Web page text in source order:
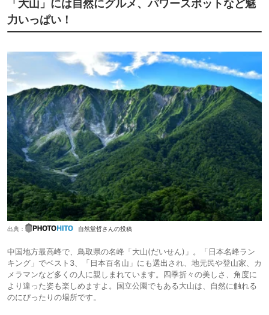
「大山」には自然にグルメ、パワースポットなど魅
力いっぱい！
出典： 自然堂哲さんの投稿
中国地方最高峰で、鳥取県の名峰「大山(だいせん)」。「日本名峰ラン
キング」でベスト3、「日本百名山」にも選出され、地元民や登山家、カ
メラマンなど多くの人に親しまれています。四季折々の美しさ、角度に
より違った姿も楽しめますよ。国立公園でもある大山は、自然に触れる
のにぴったりの場所です。